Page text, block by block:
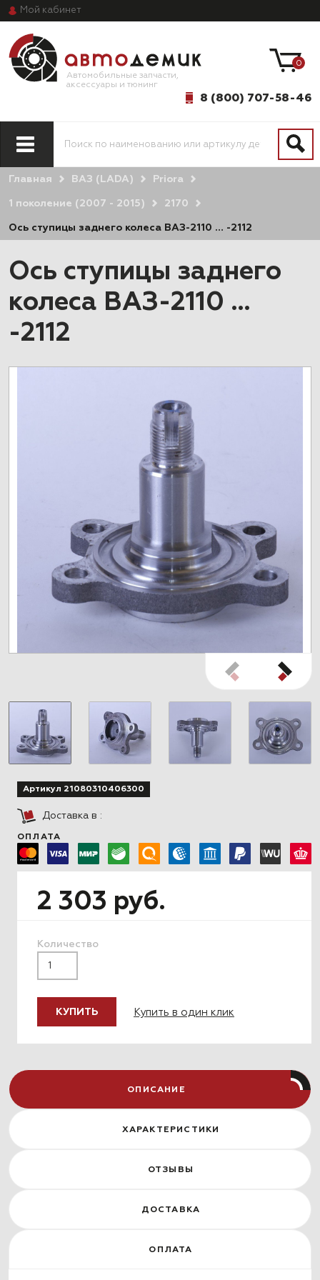
Мой кабинет
Автомобильные запчасти,
аксессуары и тюнинг
8 (800) 707-58-46
0
Главная ВАЗ (LADA) Priоra
1 поколение (2007 - 2015) 2170
Ось ступицы заднего колеса ВАЗ-2110 … -2112
Ось ступицы заднего
колеса ВАЗ-2110 …
-2112
Артикул 21080310406300
Доставка в :
ОПЛАТА
2 303 руб.
Количество
КУПИТЬ Купить в один клик
ОПИСАНИЕ
ХАРАКТЕРИСТИКИ
ОТЗЫВЫ
ДОСТАВКА
ОПЛАТА